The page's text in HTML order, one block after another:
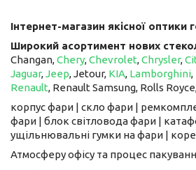
Інтернет-магазин якісної оптики
Широкий асортимент нових
Changan,Chery,Chevrolet,Chrysler,
Jaguar,Jeep, Jetour, ​​​​​​​ KIA, Lamborghini,
Renault, Renault Samsung, Rolls
корпус фари | скло фари |
фари | блок світловода фари |
ущільнювальні гумки на фари |
Атмосферу офісу та процес